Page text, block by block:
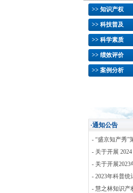
>> 知识产权
>> 科技普及
>> 科学素质
>> 绩效评价
>> 案例分析
·通知公告
- “盛京知产秀”
- 关于开展
- 关于开展2023
- 2023年科普统
- 慧之林知识产